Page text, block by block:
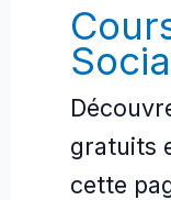
gratuits
cette